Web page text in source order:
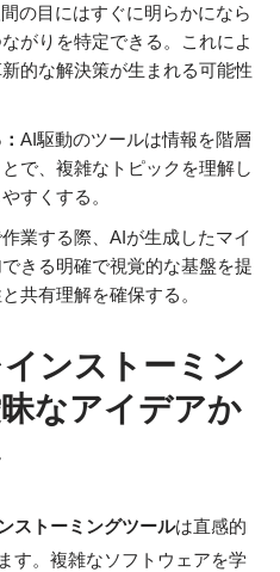
の目にはすぐに明らかになら
がりを特定できる。これによ
的な解決策が生まれる可能性
AI駆動のツールは情報を階層
で、複雑なトピックを理解し
すくする。
業する際、AIが生成したマイ
きる明確で視覚的な基盤を提
共有理解を確保する。
ンストーミン
なアイデアか
ストーミングツールは直感的
す。複雑なソフトウェアを学